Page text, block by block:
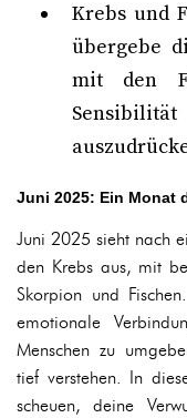
Krebs und
übergebe
mit den
Juni 2025: Ein Monat
Juni 2025 sieht nach
den Krebs aus, mit
Skorpion und
emotionale
Menschen zu
tief verstehen. In
scheuen, deine